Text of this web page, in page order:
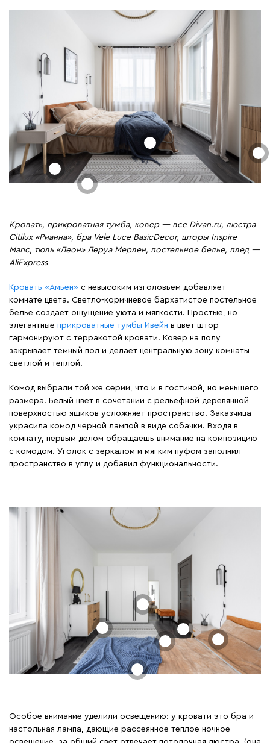
Кровать, прикроватная тумба, ковер — все Divan.ru, люстра
Citilux «Рианна», бра Vele Luce BasicDecor, шторы Inspire
Manc, тюль «Леон» Леруа Мерлен, постельное белье, плед —
AliExpress
Кровать «Амьен» с невысоким изголовьем добавляет
комнате цвета. Светло-коричневое бархатистое постельное
белье создает ощущение уюта и мягкости. Простые, но
элегантные прикроватные тумбы Ивейн в цвет штор
гармонируют с терракотой кровати. Ковер на полу
закрывает темный пол и делает центральную зону комнаты
светлой и теплой.
Комод выбрали той же серии, что и в гостиной, но меньшего
размера. Белый цвет в сочетании с рельефной деревянной
поверхностью ящиков усложняет пространство. Заказчица
украсила комод черной лампой в виде собачки. Входя в
комнату, первым делом обращаешь внимание на композицию
с комодом. Уголок с зеркалом и мягким пуфом заполнил
пространство в углу и добавил функциональности.
Особое внимание уделили освещению: у кровати это бра и
настольная лампа, дающие рассеянное теплое ночное